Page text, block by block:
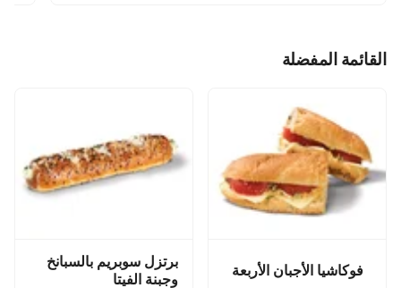
القائمة المفضلة
فوكاشيا الأجبان الأربعة
برتزل سوبريم بالسبانخ
وجبنة الفيتا